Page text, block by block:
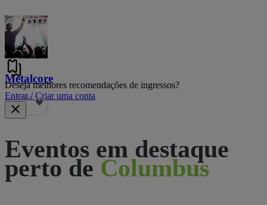
Metalcore
106
Deseja melhores recomendações de ingressos?
Entrar / Criar uma conta
Eventos em destaque
perto de Columbus